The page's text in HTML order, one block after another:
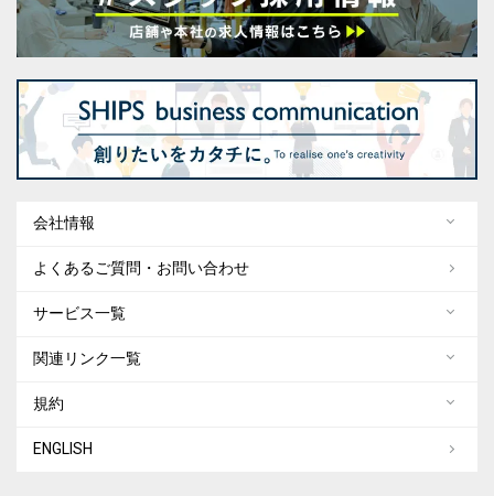
会社情報
よくあるご質問・お問い合わせ
サービス一覧
関連リンク一覧
規約
ENGLISH